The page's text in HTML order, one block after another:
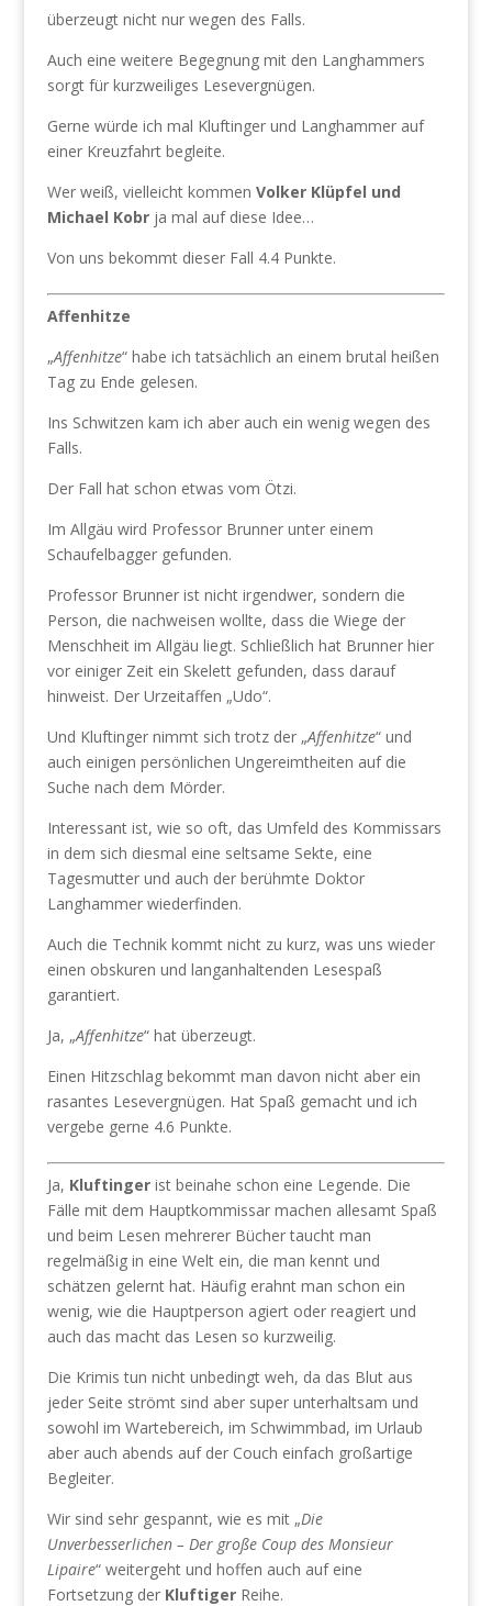
überzeugt nicht nur wegen des Falls.
Auch eine weitere Begegnung mit den Langhammers
sorgt für kurzweiliges Lesevergnügen.
Gerne würde ich mal Kluftinger und Langhammer auf
einer Kreuzfahrt begleite.
Wer weiß, vielleicht kommen Volker Klüpfel und
Michael Kobrja mal auf diese Idee…
Von uns bekommt dieser Fall 4.4 Punkte.
Affenhitze
„Affenhitze“ habe ich tatsächlich an einem brutal heißen
Tag zu Ende gelesen.
Ins Schwitzen kam ich aber auch ein wenig wegen des
Falls.
Der Fall hat schon etwas vom Ötzi.
Im Allgäu wird Professor Brunner unter einem
Schaufelbagger gefunden.
Professor Brunner ist nicht irgendwer, sondern die
Person, die nachweisen wollte, dass die Wiege der
Menschheit im Allgäu liegt. Schließlich hat Brunner hier
vor einiger Zeit ein Skelett gefunden, dass darauf
hinweist. Der Urzeitaffen „Udo“.
Und Kluftinger nimmt sich trotz der „Affenhitze“ und
auch einigen persönlichen Ungereimtheiten auf die
Suche nach dem Mörder.
Interessant ist, wie so oft, das Umfeld des Kommissars
in dem sich diesmal eine seltsame Sekte, eine
Tagesmutter und auch der berühmte Doktor
Langhammer wiederfinden.
Auch die Technik kommt nicht zu kurz, was uns wieder
einen obskuren und langanhaltenden Lesespaß
garantiert.
Ja, „Affenhitze“ hat überzeugt.
Einen Hitzschlag bekommt man davon nicht aber ein
rasantes Lesevergnügen. Hat Spaß gemacht und ich
vergebe gerne 4.6 Punkte.
Ja, Kluftingerist beinahe schon eine Legende. Die
Fälle mit dem Hauptkommissar machen allesamt Spaß
und beim Lesen mehrerer Bücher taucht man
regelmäßig in eine Welt ein, die man kennt und
schätzen gelernt hat. Häufig erahnt man schon ein
wenig, wie die Hauptperson agiert oder reagiert und
auch das macht das Lesen so kurzweilig.
Die Krimis tun nicht unbedingt weh, da das Blut aus
jeder Seite strömt sind aber super unterhaltsam und
sowohl im Wartebereich, im Schwimmbad, im Urlaub
aber auch abends auf der Couch einfach großartige
Begleiter.
Wir sind sehr gespannt, wie es mit „Die
Unverbesserlichen – Der große Coup des Monsieur
Lipaire“ weitergeht und hoffen auch auf eine
Fortsetzung der KluftigerReihe.